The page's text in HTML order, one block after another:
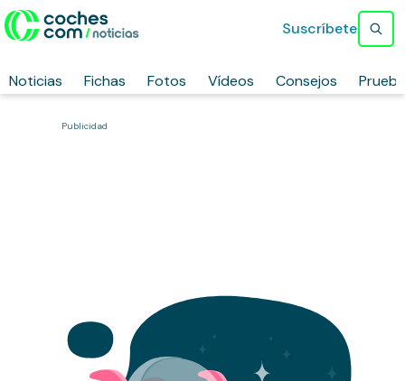
Noticias Fichas Fotos Vídeos Consejos
Suscríbete
Publicidad